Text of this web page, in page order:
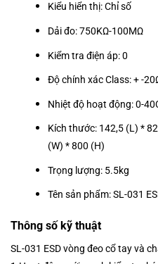
Kiểu hiển thị:Chỉ số
Dải đo:750KΩ-100MΩ
Kiểm tra điện áp:0
Độ chính xác Class:+ -
Nhiệt độ hoạt động:0-
Kích thước: 142,5 (L) *
(W) * 800 (H)
Trọng lượng: 5.5kg
Tên sản phẩm:SL-031
Thông số kỹ thuật
SL-031 ESD vòng đeo cổ tay và